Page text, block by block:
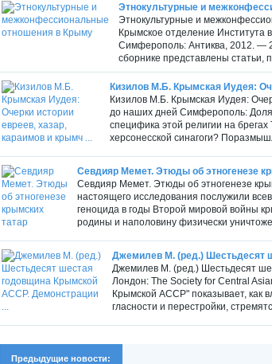
Этнокультурные и
Этнокультурные и
Крымское отделение Института
Симферополь: Антиква, 2012. —
сборнике представлены статьи,
Кизилов М.Б. Крымская Иудея:
Кизилов М.Б. Крымская Иудея:
до наших дней Симферополь:
специфика этой религии на
херсонесской синагоги?
Севдияр Мемет. Этюды об этногенезе
Севдияр Мемет. Этюды об этногенезе
настоящего исследования послужили
геноцида в годы Второй мировой войны
родины и наполовину физически
Джемилев М. (ред.) Шестьдесят
Джемилев М. (ред.) Шестьдесят
Лондон: The Society for Central
Крымской АССР" показывает, как
гласности и перестройки,
Предыдущие новости: